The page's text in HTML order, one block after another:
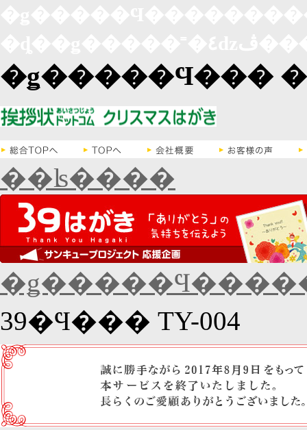
�ǥ�����Ϥ���
��ʪ����
39�Ϥ��� TY-004